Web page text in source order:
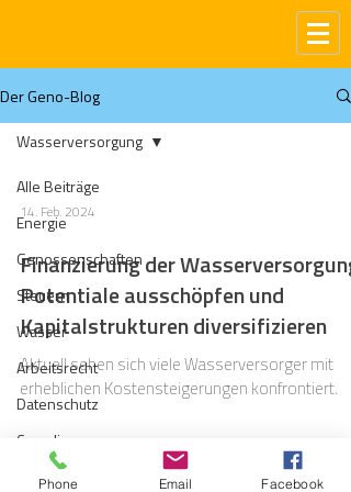
Der Geno-Blog
Alle Beiträge
Energie
Genossenschaften
Steuern
Wasser
Arbeitsrecht
Datenschutz
Compliance
Gas
Wasserversorgung
14. Feb. 2024
Finanzierung der Wasserversorgung:
Potentiale ausschöpfen und
Kapitalstrukturen diversifizieren
Aktuell sehen sich viele Wasserversorger mit
erheblichen Kostensteigerungen konfrontiert.
Phone Email Facebook